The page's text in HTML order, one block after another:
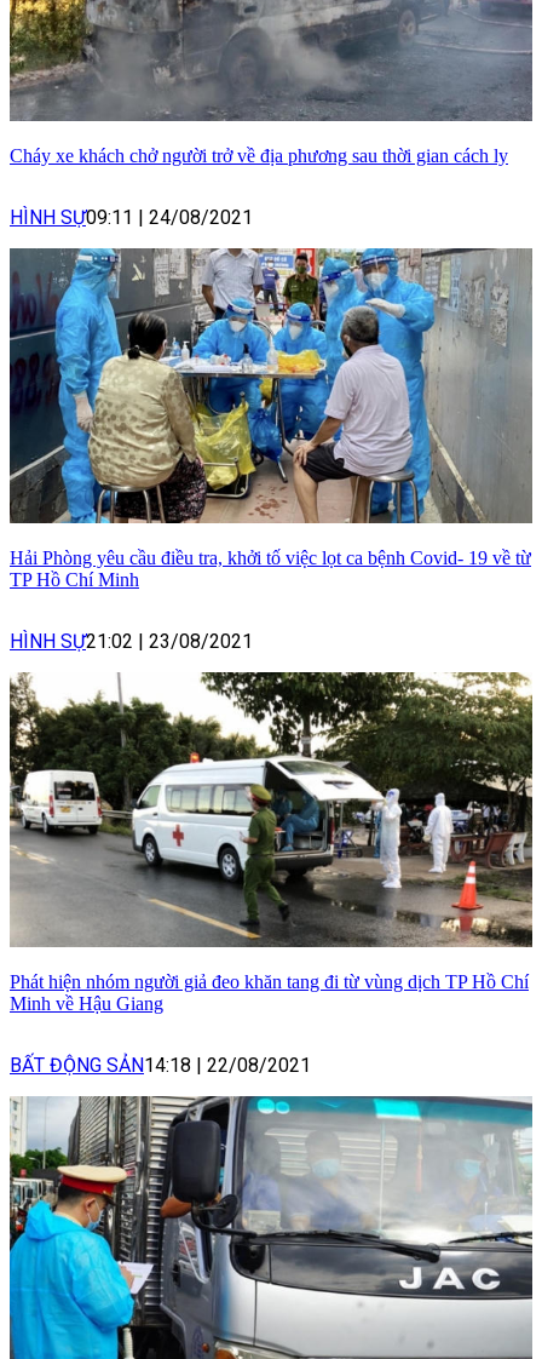
Cháy xe khách chở người trở về địa phương sau thời gian cách ly
HÌNH SỰ09:11 24/08/2021
Hải Phòng yêu cầu điều tra, khởi tố việc lọt ca bệnh Covid- 19 về từ
TP Hồ Chí Minh
HÌNH SỰ21:02 23/08/2021
Phát hiện nhóm người giả đeo khăn tang đi từ vùng dịch TP Hồ Chí
Minh về Hậu Giang
BẤT ĐỘNG SẢN14:18 | 22/08/2021